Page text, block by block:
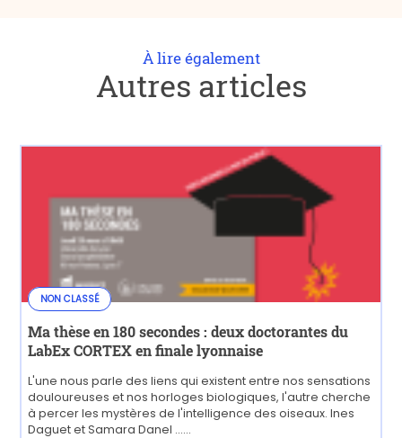
À lire également
Autres articles
NON CLASSÉ
Ma thèse en 180 secondes : deux doctorantes du
LabEx CORTEX en finale lyonnaise
L'une nous parle des liens qui existent entre nos sensations
douloureuses et nos horloges biologiques, l'autre cherche
à percer les mystères de l'intelligence des oiseaux. Ines
Daguet et Samara Danel ......